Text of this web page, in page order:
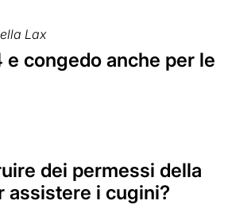
Lax
e congedo anche per le
dei permessi della
assistere i cugini?